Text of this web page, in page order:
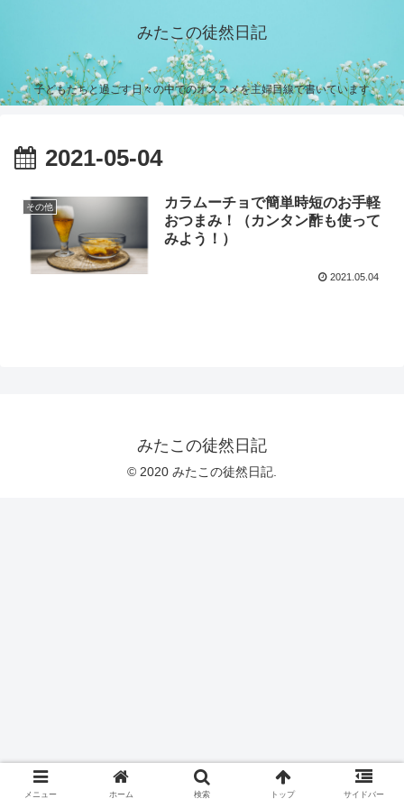
みたこの徒然日記
子どもたちと過ごす日々の中でのオススメを主婦目線で書いています
2021-05-04
その他
カラムーチョで簡単時短のお手軽
おつまみ！（カンタン酢も使って
みよう！）
2021.05.04
みたこの徒然日記
© 2020 みたこの徒然日記.
メニュー ホーム 検索 トップ サイドバー